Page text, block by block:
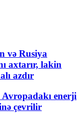
və Rusiya
axtarır, lakin
azdır
enerji
çevrilir